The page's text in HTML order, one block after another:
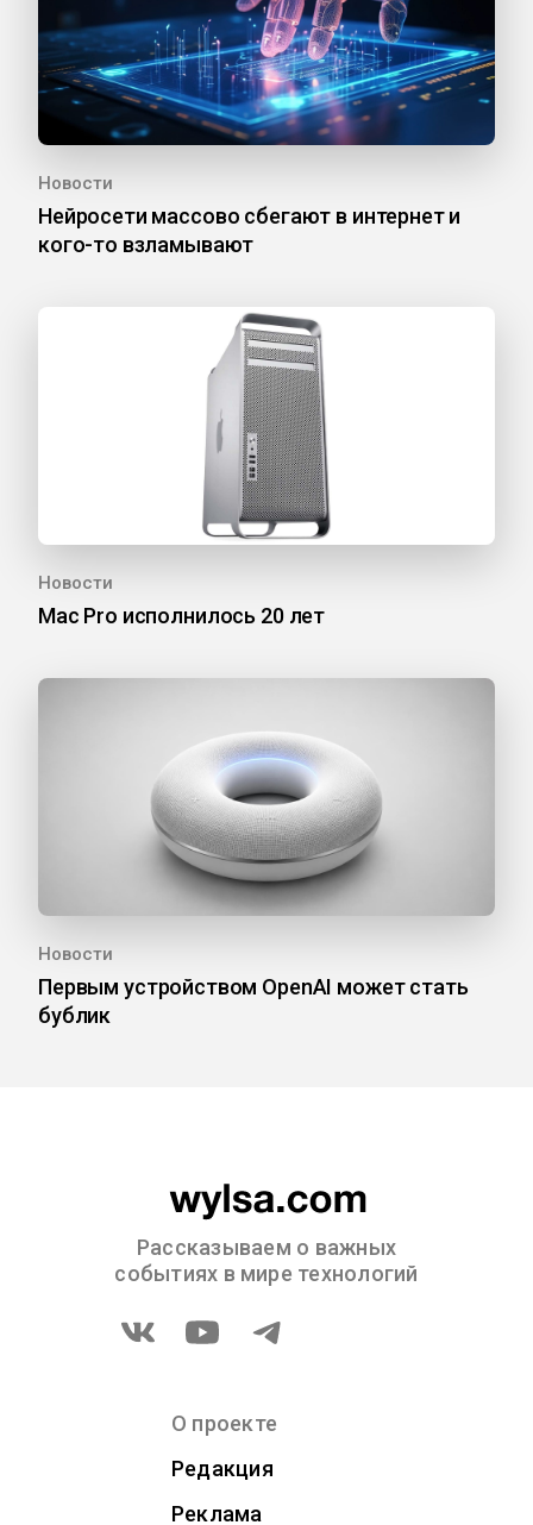
Новости
Нейросети массово сбегают в интернет и
кого-то взламывают
Новости
Mac Pro исполнилось 20 лет
Новости
Первым устройством OpenAI может стать
бублик
Рассказываем о важных
событиях в мире технологий
О проекте
Редакция
Реклама